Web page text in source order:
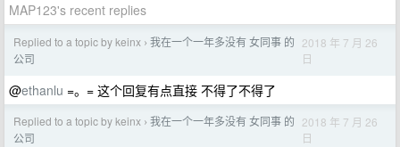
MAP123's recent replies
Replied to a topic by keinx › 我在一个一年多没有 女同事 的
公司
2018 年 7 月 26
日
@ethanlu =。= 这个回复有点直接 不得了不得了
Replied to a topic by keinx › 我在一个一年多没有 女同事 的
公司
2018 年 7 月 26
日